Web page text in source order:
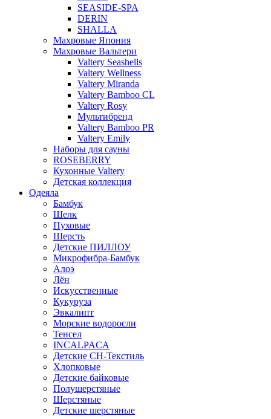
SEASIDE-SPA
DERIN
SHALLA
Махровые Япония
Махровые Вальтери
Valtery Seashells
Valtery Wellness
Valtery Miranda
Valtery Bamboo CL
Valtery Rosy
Мультибренд
Valtery Bamboo PR
Valtery Emily
Наборы для сауны
ROSEBERRY
Кухонные Valtery
Детская коллекция
Одеяла
Бамбук
Шелк
Пуховые
Шерсть
Детские ПИЛЛОУ
Микрофибра-Бамбук
Алоэ
Лён
Искусственные
Кукуруза
Эвкалипт
Морские водоросли
Тенсел
INCALPACA
Детские СН-Текстиль
Хлопковые
Детские байковые
Полушерстяные
Шерстяные
Детские шерстяные